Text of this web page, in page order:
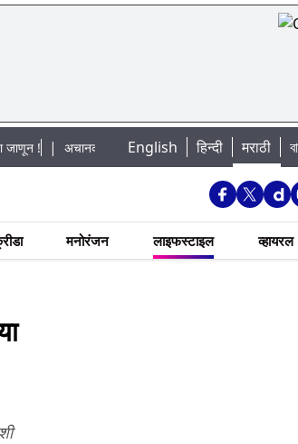
अचानक पूराचा धोका: खडकवासला धरणातून मुठानदी पात्रात
English हिन्दी मराठी
मनोरंजन लाइफस्टाइल व्हायरल